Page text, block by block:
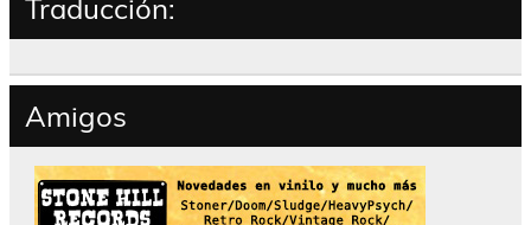
Traducción:
Amigos